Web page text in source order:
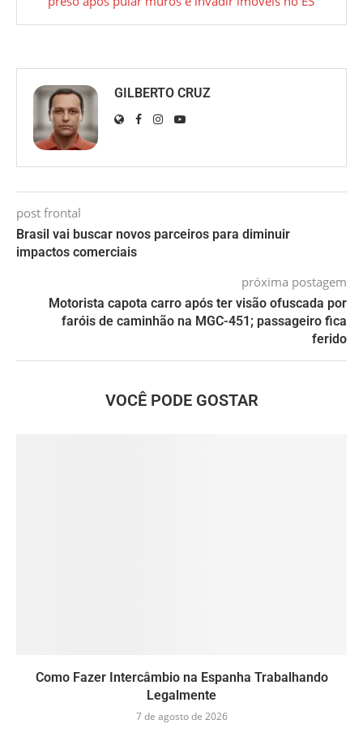
GILBERTO CRUZ
post frontal
Brasil vai buscar novos parceiros para diminuir
impactos comerciais
próxima postagem
Motorista capota carro após ter visão ofuscada por
faróis de caminhão na MGC-451; passageiro fica
ferido
VOCÊ PODE GOSTAR
Como Fazer Intercâmbio na Espanha Trabalhando
Legalmente
7 de agosto de 2026